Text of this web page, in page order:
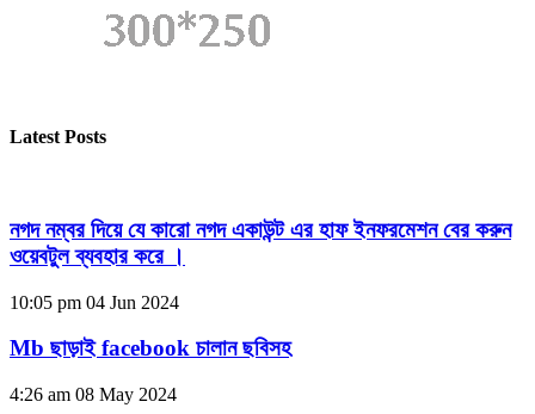
Latest Posts
নগদ নম্বর দিয়ে যে কারো নগদ একাউন্ট এর হাফ ইনফরমেশন বের করুন
ওয়েবটুল ব্যবহার করে ।
10:05 pm 04 Jun 2024
Mb ছাড়াই facebook চালান ছবিসহ
4:26 am 08 May 2024